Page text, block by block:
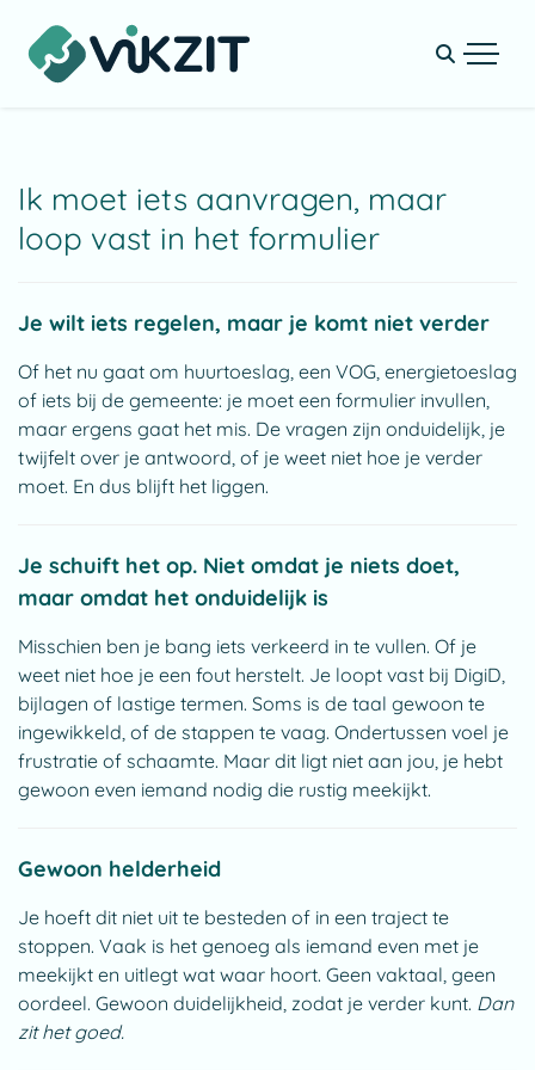
Ik moet iets aanvragen, maar
loop vast in het formulier
Je wilt iets regelen, maar je komt niet verder
Of het nu gaat om huurtoeslag, een VOG, energietoeslag
of iets bij de gemeente: je moet een formulier invullen,
maar ergens gaat het mis. De vragen zijn onduidelijk, je
twijfelt over je antwoord, of je weet niet hoe je verder
moet. En dus blijft het liggen.
Je schuift het op. Niet omdat je niets doet,
maar omdat het onduidelijk is
Misschien ben je bang iets verkeerd in te vullen. Of je
weet niet hoe je een fout herstelt. Je loopt vast bij DigiD,
bijlagen of lastige termen. Soms is de taal gewoon te
ingewikkeld, of de stappen te vaag. Ondertussen voel je
frustratie of schaamte. Maar dit ligt niet aan jou, je hebt
gewoon even iemand nodig die rustig meekijkt.
Gewoon helderheid
Je hoeft dit niet uit te besteden of in een traject te
stoppen. Vaak is het genoeg als iemand even met je
meekijkt en uitlegt wat waar hoort. Geen vaktaal, geen
oordeel. Gewoon duidelijkheid, zodat je verder kunt. Dan
zit het goed.